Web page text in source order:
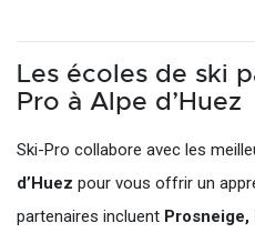
Les écoles de ski
Pro à Alpe d’Huez
Ski-Pro collabore avec les
d’Huez pour vous offrir un
partenaires incluent Prosneige,